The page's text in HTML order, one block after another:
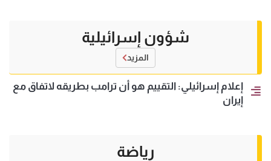
شؤون إسرائيلية
المزيد
إعلام إسرائيلي: التقييم هو أن ترامب بطريقه لاتفاق مع
إيران
رياضة